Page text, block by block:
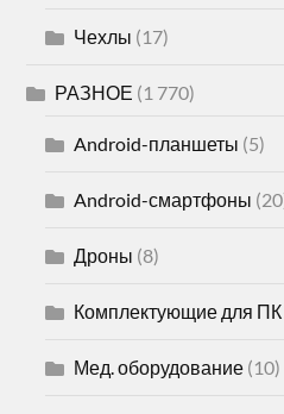
Чехлы (17)
РАЗНОЕ (1 770)
Android-планшеты (5)
Android-смартфоны
Дроны (8)
Комплектующие для ПК
Мед. оборудование (10)